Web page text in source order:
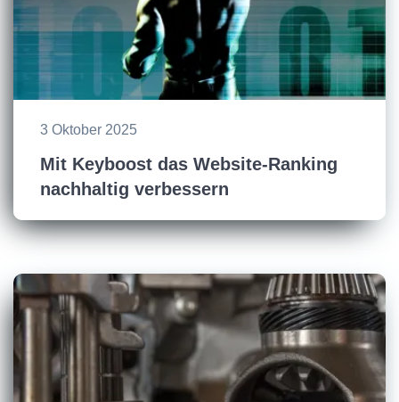
3 Oktober 2025
Mit Keyboost das Website-Ranking
nachhaltig verbessern